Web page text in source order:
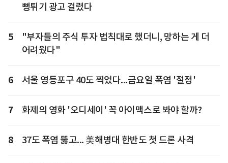
뻥튀기 광고 걸렸다
5
"부자들의 주식 투자 법칙대로 했더니, 망하는 게 더
어려웠다"
6 서울 영등포구 40도 찍었다...금요일 폭염 '절정'
7 화제의 영화 '오디세이' 꼭 아이맥스로 봐야 할까?
8 37도 폭염 뚫고... 美해병대 한반도 첫 드론 사격